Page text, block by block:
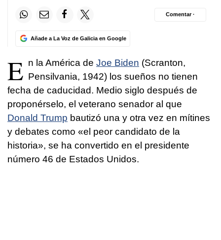
Añade a La Voz de Galicia en Google
Comentar ·
E n la América de Joe Biden (Scranton,
Pensilvania, 1942) los sueños no tienen
fecha de caducidad. Medio siglo después de
proponérselo, el veterano senador al que
Donald Trump bautizó una y otra vez en mítines
y debates como «el peor candidato de la
historia», se ha convertido en el presidente
número 46 de Estados Unidos.